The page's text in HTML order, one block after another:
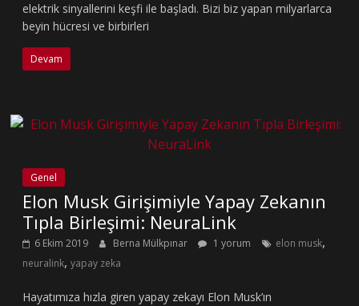
elektrik sinyallerini keşfi ile başladı. Bizi biz yapan milyarlarca
beyin hücresi ve birbirleri
Devam
Genel
Elon Musk Girişimiyle Yapay Zekanın
Tıpla Birleşimi: NeuraLink
6 Ekim 2019 Berna Mülkpınar 1 yorum elon musk,
neuralink,yapay zeka
Hayatımıza hızla giren yapay zekayı Elon Musk’ın